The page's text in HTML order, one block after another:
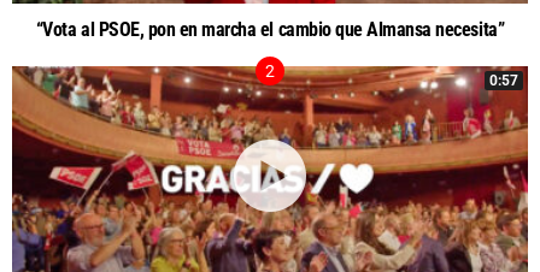
“Vota al PSOE, pon en marcha el cambio que Almansa necesita”
0:57